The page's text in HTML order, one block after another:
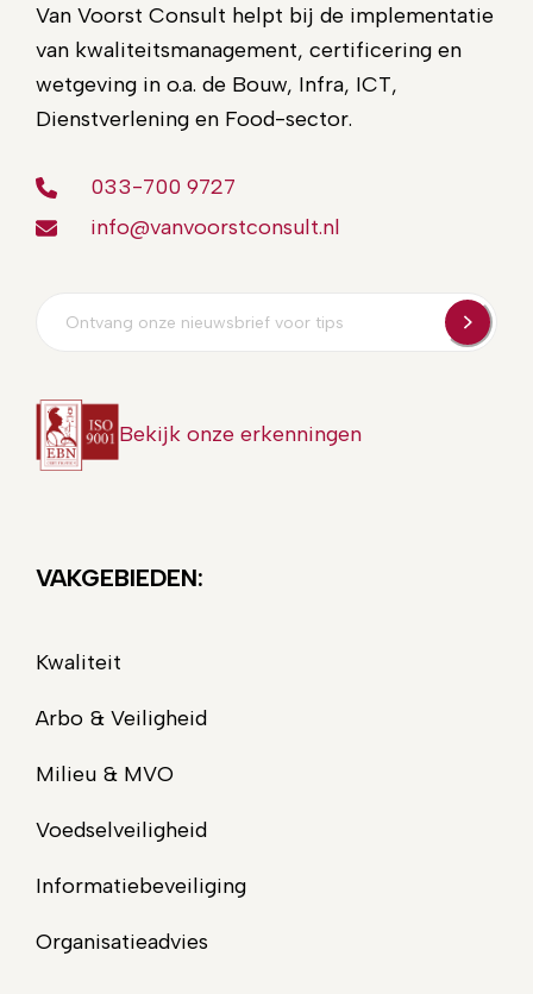
Van Voorst Consult helpt bij de implementatie
van kwaliteitsmanagement, certificering en
wetgeving in o.a. de Bouw, Infra, ICT,
Dienstverlening en Food-sector.
033-700 9727
info@vanvoorstconsult.nl
Bekijk onze erkenningen
VAKGEBIEDEN:
Kwaliteit
Arbo & Veiligheid
Milieu & MVO
Voedselveiligheid
Informatiebeveiliging
Organisatieadvies